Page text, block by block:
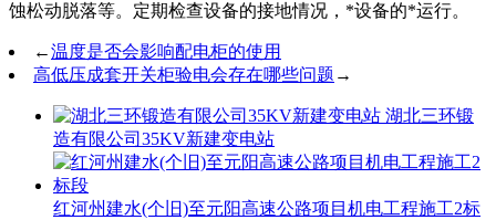
蚀松动脱落等。定期检查设备的接地情况，*设备的*运行。
←温度是否会影响配电柜的使用
高低压成套开关柜验电会存在哪些问题 →
湖北三环锻
造有限公司35KV新建变电站
红河州建水(个旧)至元阳高速公路项目机电工程施工2标